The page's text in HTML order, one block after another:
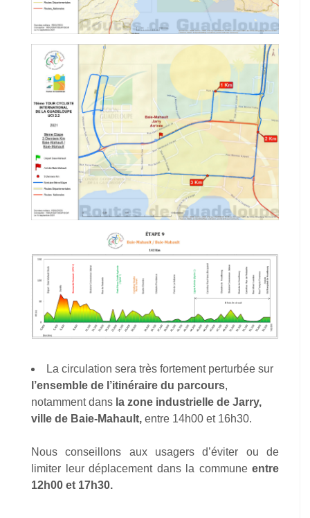
La circulation sera très fortement perturbée sur
l’ensemble de l’itinéraire du parcours,
notamment dans la zone industrielle de Jarry,
ville de Baie-Mahault, entre 14h00 et 16h30.
Nous conseillons aux usagers d’éviter ou de
limiter leur déplacement dans la commune entre
12h00 et 17h30.